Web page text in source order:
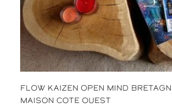
FLOW KAIZEN OPEN MIND
MAISON COTE OUEST